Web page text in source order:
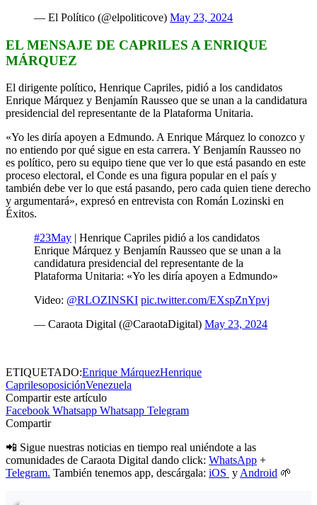
— El Político (@elpoliticove) May 23, 2024
EL MENSAJE DE CAPRILES A ENRIQUE
MÁRQUEZ
El dirigente político, Henrique Capriles, pidió a los candidatos
Enrique Márquez y Benjamín Rausseo que se unan a la candidatura
presidencial del representante de la Plataforma Unitaria.
«Yo les diría apoyen a Edmundo. A Enrique Márquez lo conozco y
no entiendo por qué sigue en esta carrera. Y Benjamín Rausseo no
es político, pero su equipo tiene que ver lo que está pasando en este
proceso electoral, el Conde es una figura popular en el país y
también debe ver lo que está pasando, pero cada quien tiene derecho
y argumentará», expresó en entrevista con Román Lozinski en
Éxitos.
#23May | Henrique Capriles pidió a los candidatos
Enrique Márquez y Benjamín Rausseo que se unan a la
candidatura presidencial del representante de la
Plataforma Unitaria: «Yo les diría apoyen a Edmundo»
Video: @RLOZINSKI pic.twitter.com/EXspZnYpvj
— Caraota Digital (@CaraotaDigital) May 23, 2024
ETIQUETADO:Enrique MárquezHenrique
CaprilesoposiciónVenezuela
Compartir este artículo
Facebook Whatsapp Whatsapp Telegram
Compartir
📲 Sigue nuestras noticias en tiempo real uniéndote a las
comunidades de Caraota Digital dando click: WhatsApp +
Telegram. También tenemos app, descárgala: iOS y Android 🌱